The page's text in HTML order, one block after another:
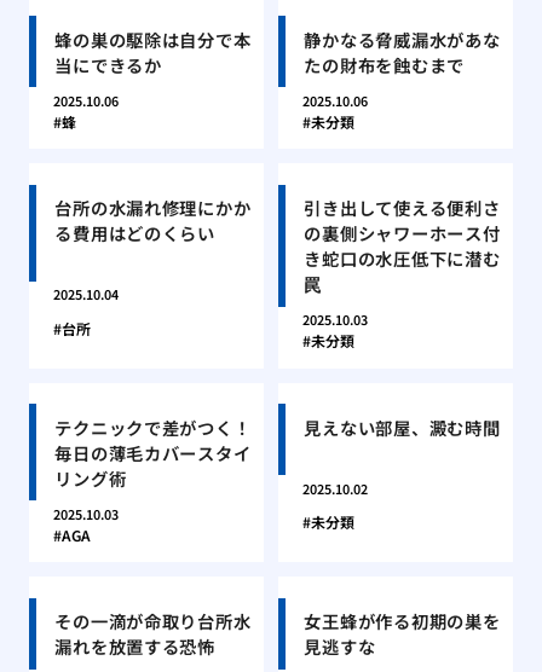
蜂の巣の駆除は自分で本
当にできるか
2025.10.06
蜂
静かなる脅威漏水があな
たの財布を蝕むまで
2025.10.06
未分類
台所の水漏れ修理にかか
る費用はどのくらい
2025.10.04
台所
引き出して使える便利さ
の裏側シャワーホース付
き蛇口の水圧低下に潜む
罠
2025.10.03
未分類
テクニックで差がつく！
毎日の薄毛カバースタイ
リング術
2025.10.03
AGA
見えない部屋、澱む時間
2025.10.02
未分類
その一滴が命取り台所水
漏れを放置する恐怖
女王蜂が作る初期の巣を
見逃すな